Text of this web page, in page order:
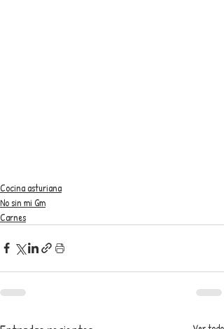
Cocina asturiana
No sin mi Gm
Carnes